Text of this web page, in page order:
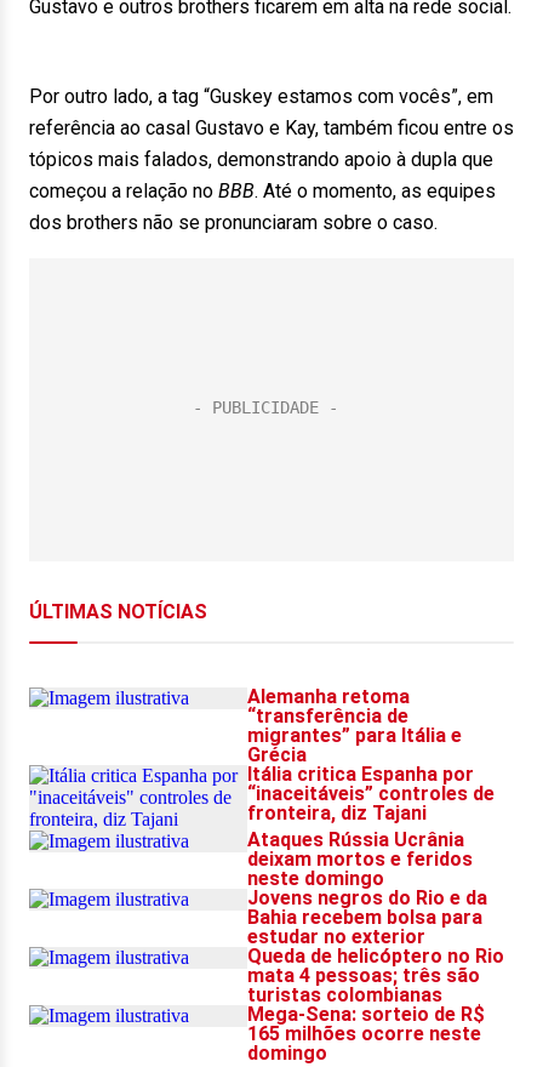
Gustavo e outros brothers ficarem em alta na rede social.
Por outro lado, a tag “Guskey estamos com vocês”, em
referência ao casal Gustavo e Kay, também ficou entre os
tópicos mais falados, demonstrando apoio à dupla que
começou a relação no BBB. Até o momento, as equipes
dos brothers não se pronunciaram sobre o caso.